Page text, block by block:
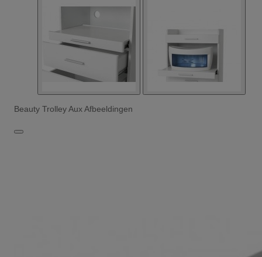
Beauty Trolley Aux Afbeeldingen